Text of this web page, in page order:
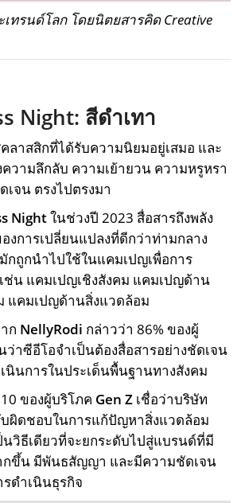
เทรนด์โลก โดยนิตยสารคิด Creative
Night: สีดำเทา
ลาสสิกที่ได้รับความนิยมอยู่เสมอ และ
วามลึกลับ ความเย้ายวน ความหรูหรา
จน ตรงไปตรงมา
Nightในช่วงปี 2023 สื่อสารถึงพลัง
งการเปลี่ยนแปลงที่ดีกว่าท่ามกลาง
ถูกนำไปใช้ในแคมเปญเพื่อการ
ช่น แคมเปญเชิงสังคม แคมเปญด้าน
แคมเปญด้านสิ่งแวดล้อม
ก NellyRodi กล่าวว่า 86% ของผู้
ว่าซีอีโอจำเป็นต้องสื่อสารอย่างชัดเจน
นินการในประเด็นพื้นฐานทางสังคม
ของผู้บริโภค Gen Z เชื่อว่าบริษัท
ผิดชอบในการแก้ปัญหาสิ่งแวดล้อม
นวิธีเดียวที่จะยกระดับไปสู่แบรนด์ที่มี
ขึ้น มีพันธสัญญา และมีความชัดเจน
ดำเนินธุรกิจ